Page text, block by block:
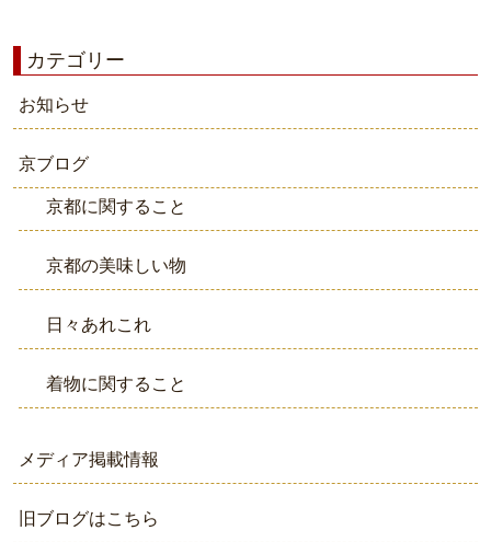
カテゴリー
お知らせ
京ブログ
京都に関すること
京都の美味しい物
日々あれこれ
着物に関すること
メディア掲載情報
旧ブログはこちら